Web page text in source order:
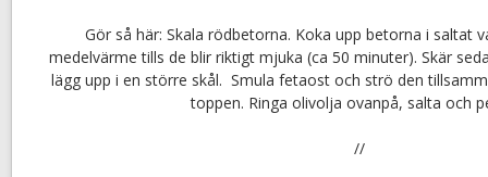
Gör så här: Skala rödbetorna. Koka upp betorna i saltat
medelvärme tills de blir riktigt mjuka (ca 50 minuter). Skär
lägg upp i en större skål. Smula fetaost och strö den
toppen. Ringa olivolja ovanpå, salta och
//